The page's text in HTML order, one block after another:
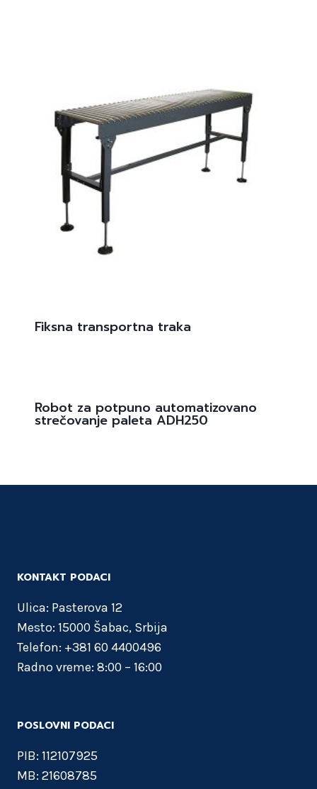
Fiksna transportna traka
Robot za potpuno automatizovano
strečovanje paleta ADH250
KONTAKT PODACI
Ulica: Pasterova 12
Mesto: 15000 Šabac, Srbija
Telefon: +381 60 4400496
Radno vreme: 8:00 – 16:00
POSLOVNI PODACI
PIB: 112107925
MB: 21608785